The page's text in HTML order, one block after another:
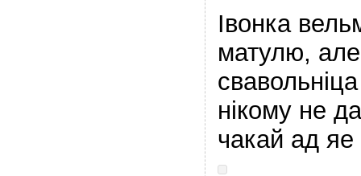
Івонка
матулю,
нікому не
чакай ад